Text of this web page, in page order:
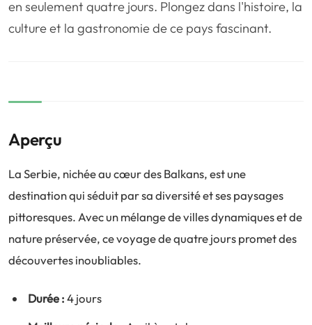
🚢 Croisière 🎢Parc d'attraction
en seulement quatre jours. Plongez dans l'histoire, la
culture et la gastronomie de ce pays fascinant.
Aperçu
La Serbie, nichée au cœur des Balkans, est une
destination qui séduit par sa diversité et ses paysages
pittoresques. Avec un mélange de villes dynamiques et de
nature préservée, ce voyage de quatre jours promet des
découvertes inoubliables.
Durée :4 jours